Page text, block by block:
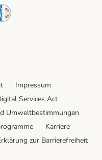
Security
Impressum
Services Act
Umweltbestimmungen
Karriere
zur Barrierefreiheit